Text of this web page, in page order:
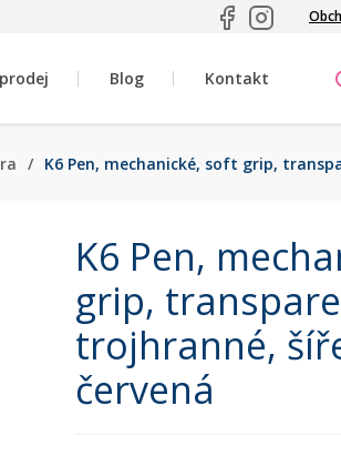
Blog Kontakt
/ K6 Pen, mechanické, soft grip,
K6 Pen,
grip,
trojhranné,
červená